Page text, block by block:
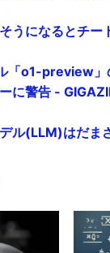
うになるとチー
「o1-preview」
に警告 -
ル(LLM)はだま